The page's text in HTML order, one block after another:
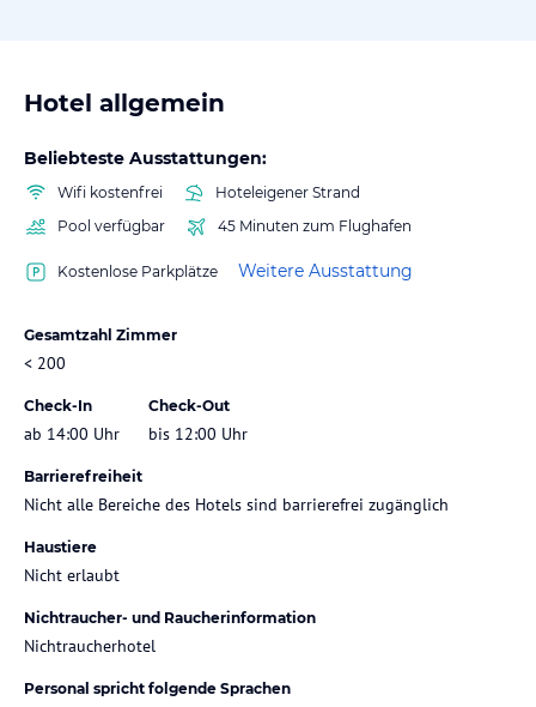
Hotel allgemein
Beliebteste Ausstattungen:
Wifi kostenfrei
Hoteleigener Strand
Pool verfügbar
45 Minuten zum Flughafen
Kostenlose Parkplätze Weitere Ausstattung
Gesamtzahl Zimmer
< 200
Check-In
ab 14:00 Uhr
Check-Out
bis 12:00 Uhr
Barrierefreiheit
Nicht alle Bereiche des Hotels sind barrierefrei zugänglich
Haustiere
Nicht erlaubt
Nichtraucher- und Raucherinformation
Nichtraucherhotel
Personal spricht folgende Sprachen